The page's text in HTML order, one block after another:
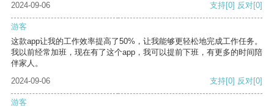
2024-09-06 支持[0] 反对[0]
游客
这款app让我的工作效率提高了50%，让我能够更轻松地完成工作任务。
我以前经常加班，现在有了这个app，我可以提前下班，有更多的时间陪
伴家人。
2024-09-06
支持[0] 反对[0]
游客